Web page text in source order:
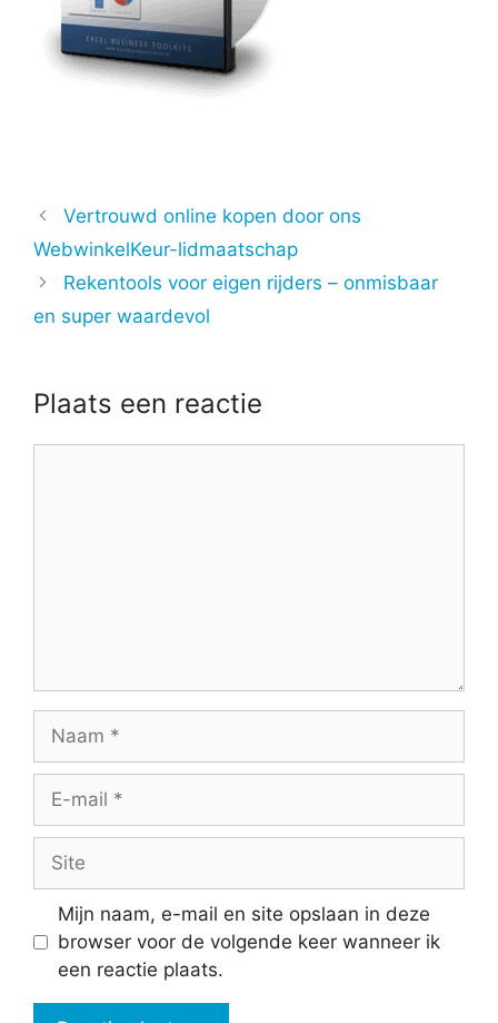
Vertrouwd online kopen door ons
WebwinkelKeur-lidmaatschap
Rekentools voor eigen rijders – onmisbaar
en super waardevol
Plaats een reactie
Naam
Site
Mijn naam, e-mail en site opslaan in deze
browser voor de volgende keer wanneer ik
een reactie plaats.